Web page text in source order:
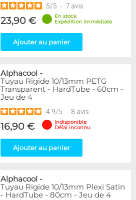
5/5 - 7 avis
23,90 €
En stock
Expédition immédiate
Ajouter au panier
Alphacool -
Tuyau Rigide 10/13mm PETG
Transparent - HardTube - 60cm -
Jeu de 4
4.9/5 - 8 avis
16,90 €
Indisponible
Délai inconnu
Ajouter au panier
Alphacool -
Tuyau Rigide 10/13mm Plexi Satin
- HardTube - 80cm - Jeu de 4